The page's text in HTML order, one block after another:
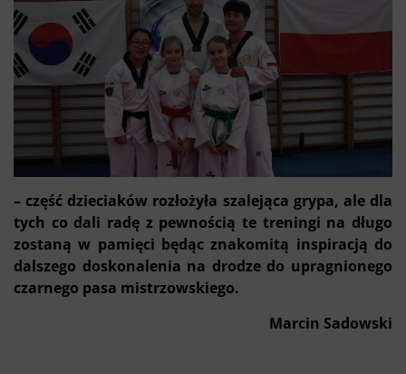
– część dzieciaków rozłożyła szalejąca grypa, ale dla
tych co dali radę z pewnością te treningi na długo
zostaną w pamięci będąc znakomitą inspiracją do
dalszego doskonalenia na drodze do upragnionego
czarnego pasa mistrzowskiego.
Marcin Sadowski